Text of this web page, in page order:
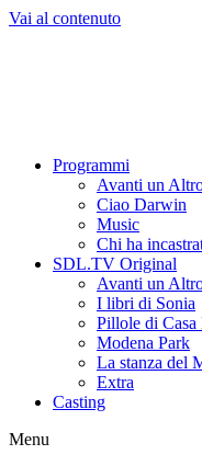
Vai al contenuto
Programmi
Avanti un
Ciao Darwin
Music
Chi ha
SDL.TV Original
Avanti un
I libri di Sonia
Pillole di Casa
Modena Park
La stanza del
Extra
Casting
Menu